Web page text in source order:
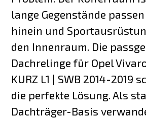
lange Gegenstände
hinein und
den Innenraum. Die
Dachrelinge für Opel Vivaro
KURZ L1 | SWB 2014-2019
die perfekte Lösung. Als
Dachträger-Basis